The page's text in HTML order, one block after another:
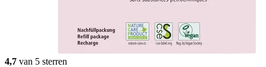
4,7 van 5 sterren